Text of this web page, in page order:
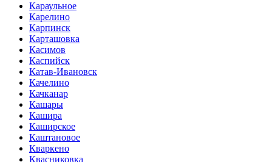
Караульное
Карелино
Карпинск
Карташовка
Касимов
Каспийск
Катав-Ивановск
Качелино
Качканар
Кашары
Кашира
Каширское
Каштановое
Кваркено
Квасниковка